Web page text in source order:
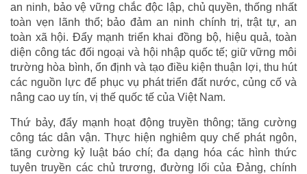
an ninh, bảo vệ vững chắc độc lập, chủ quyền, thống nhất
toàn vẹn lãnh thổ; bảo đảm an ninh chính trị, trật tự, an
toàn xã hội. Đẩy mạnh triển khai đồng bộ, hiệu quả, toàn
diện công tác đối ngoại và hội nhập quốc tế; giữ vững môi
trường hòa bình, ổn định và tạo điều kiện thuận lợi, thu hút
các nguồn lực để phục vụ phát triển đất nước, củng cố và
nâng cao uy tín, vị thế quốc tế của Việt Nam.
Thứ bảy, đẩy mạnh hoạt động truyền thông; tăng cường
công tác dân vận. Thực hiện nghiêm quy chế phát ngôn,
tăng cường kỷ luật báo chí; đa dạng hóa các hình thức
tuyên truyền các chủ trương, đường lối của Đảng, chính